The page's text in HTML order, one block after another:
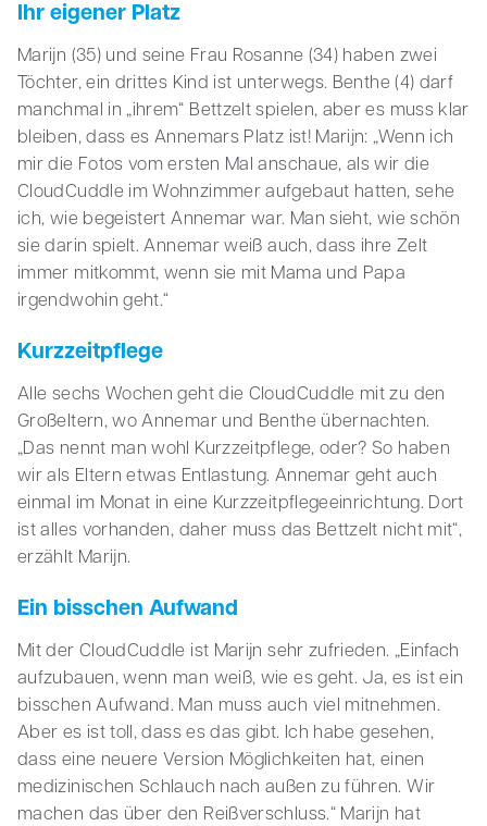
Ihr eigener Platz
Marijn (35) und seine Frau Rosanne (34) haben zwei
Töchter, ein drittes Kind ist unterwegs. Benthe (4) darf
manchmal in „ihrem“ Bettzelt spielen, aber es muss klar
bleiben, dass es Annemars Platz ist! Marijn: „Wenn ich
mir die Fotos vom ersten Mal anschaue, als wir die
CloudCuddle im Wohnzimmer aufgebaut hatten, sehe
ich, wie begeistert Annemar war. Man sieht, wie schön
sie darin spielt. Annemar weiß auch, dass ihre Zelt
immer mitkommt, wenn sie mit Mama und Papa
irgendwohin geht.“
Kurzzeitpflege
Alle sechs Wochen geht die CloudCuddle mit zu den
Großeltern, wo Annemar und Benthe übernachten.
„Das nennt man wohl Kurzzeitpflege, oder? So haben
wir als Eltern etwas Entlastung. Annemar geht auch
einmal im Monat in eine Kurzzeitpflegeeinrichtung. Dort
ist alles vorhanden, daher muss das Bettzelt nicht mit“,
erzählt Marijn.
Ein bisschen Aufwand
Mit der CloudCuddle ist Marijn sehr zufrieden. „Einfach
aufzubauen, wenn man weiß, wie es geht. Ja, es ist ein
bisschen Aufwand. Man muss auch viel mitnehmen.
Aber es ist toll, dass es das gibt. Ich habe gesehen,
dass eine neuere Version Möglichkeiten hat, einen
medizinischen Schlauch nach außen zu führen. Wir
machen das über den Reißverschluss.“ Marijn hat